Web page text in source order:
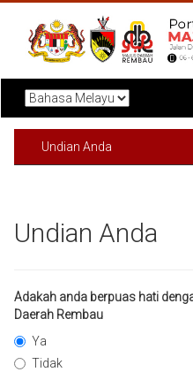
Undian Anda
Undian Anda
Adakah anda berpuas hati
Daerah Rembau
Ya
Tidak